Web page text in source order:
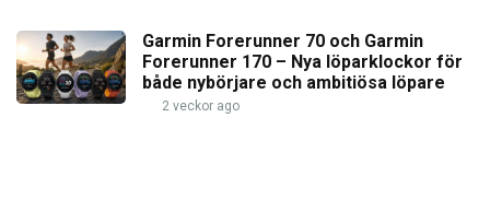
Garmin Forerunner 70 och Garmin
Forerunner 170 – Nya löparklockor för
både nybörjare och ambitiösa löpare
2 veckor ago